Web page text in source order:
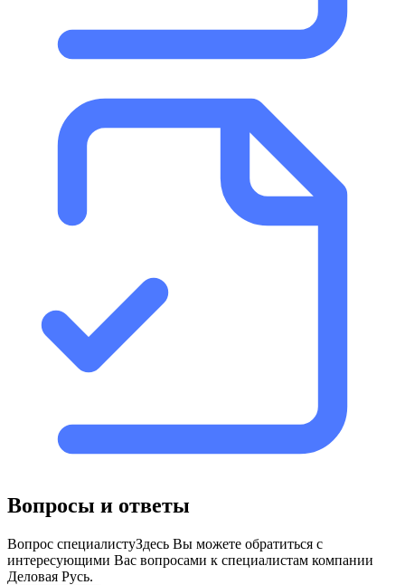
Вопросы и ответы
Вопрос специалистуЗдесь Вы можете обратиться с
интересующими Вас вопросами к специалистам компании
Деловая Русь.